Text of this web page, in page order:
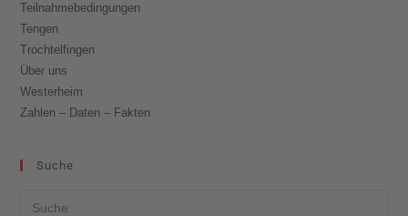
Teilnahmebedingungen
Tengen
Trochtelfingen
Über uns
Westerheim
Zahlen – Daten – Fakten
Suche